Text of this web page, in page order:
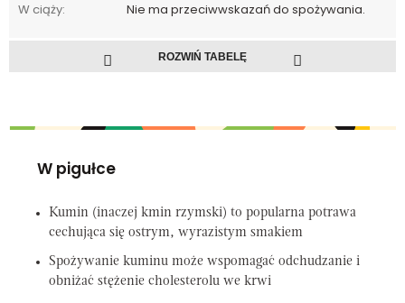
W ciąży: Nie ma przeciwwskazań do spożywania.
ROZWIŃ TABELĘ
W pigułce
Kumin (inaczej kmin rzymski) to popularna potrawa
cechująca się ostrym, wyrazistym smakiem
Spożywanie kuminu może wspomagać odchudzanie i
obniżać stężenie cholesterolu we krwi